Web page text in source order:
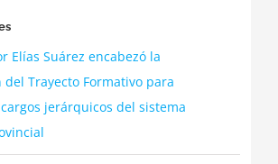
Elías Suárez encabezó la
Trayecto Formativo para
jerárquicos del sistema